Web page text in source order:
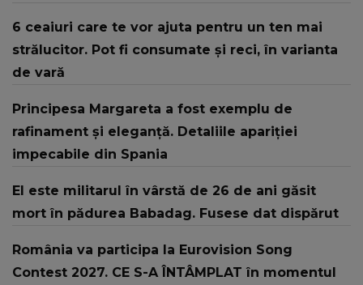
6 ceaiuri care te vor ajuta pentru un ten mai
strălucitor. Pot fi consumate și reci, în varianta
de vară
Principesa Margareta a fost exemplu de
rafinament și eleganță. Detaliile apariției
impecabile din Spania
El este militarul în vârstă de 26 de ani găsit
mort în pădurea Babadag. Fusese dat dispărut
România va participa la Eurovision Song
Contest 2027. CE S-A ÎNTÂMPLAT în momentul